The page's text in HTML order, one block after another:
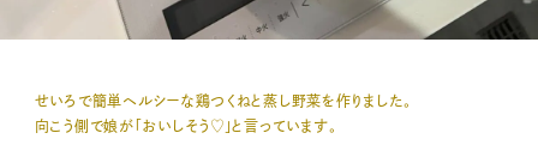
せいろで簡単ヘルシーな鶏つくねと蒸し野菜を作りました。
向こう側で娘が「おいしそう♡」と言っています。